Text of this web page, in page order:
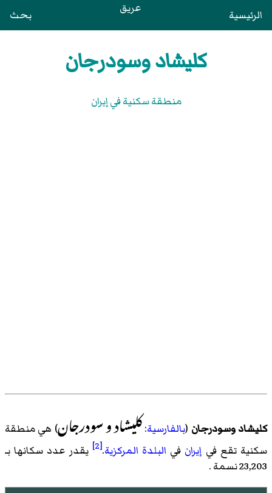
الرئيسية عريق بحث
كليشاد وسودرجان
منطقة سكنية في إيران
كليشاد وسودرجان (بالفارسية:کلیشاد و سودرجان) هي منطقة
سكنية تقع في إيران في البلدة المركزية.
[2]
يقدر عدد سكانها بـ
23,203 نسمة .